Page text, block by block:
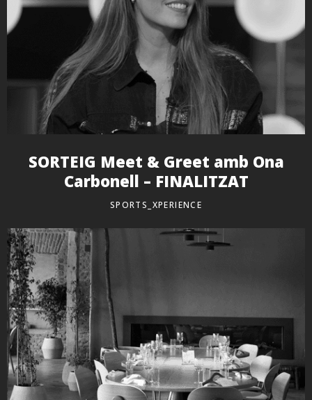
SORTEIG Meet & Greet amb Ona
Carbonell – FINALITZAT
SPORTS_XPERIENCE